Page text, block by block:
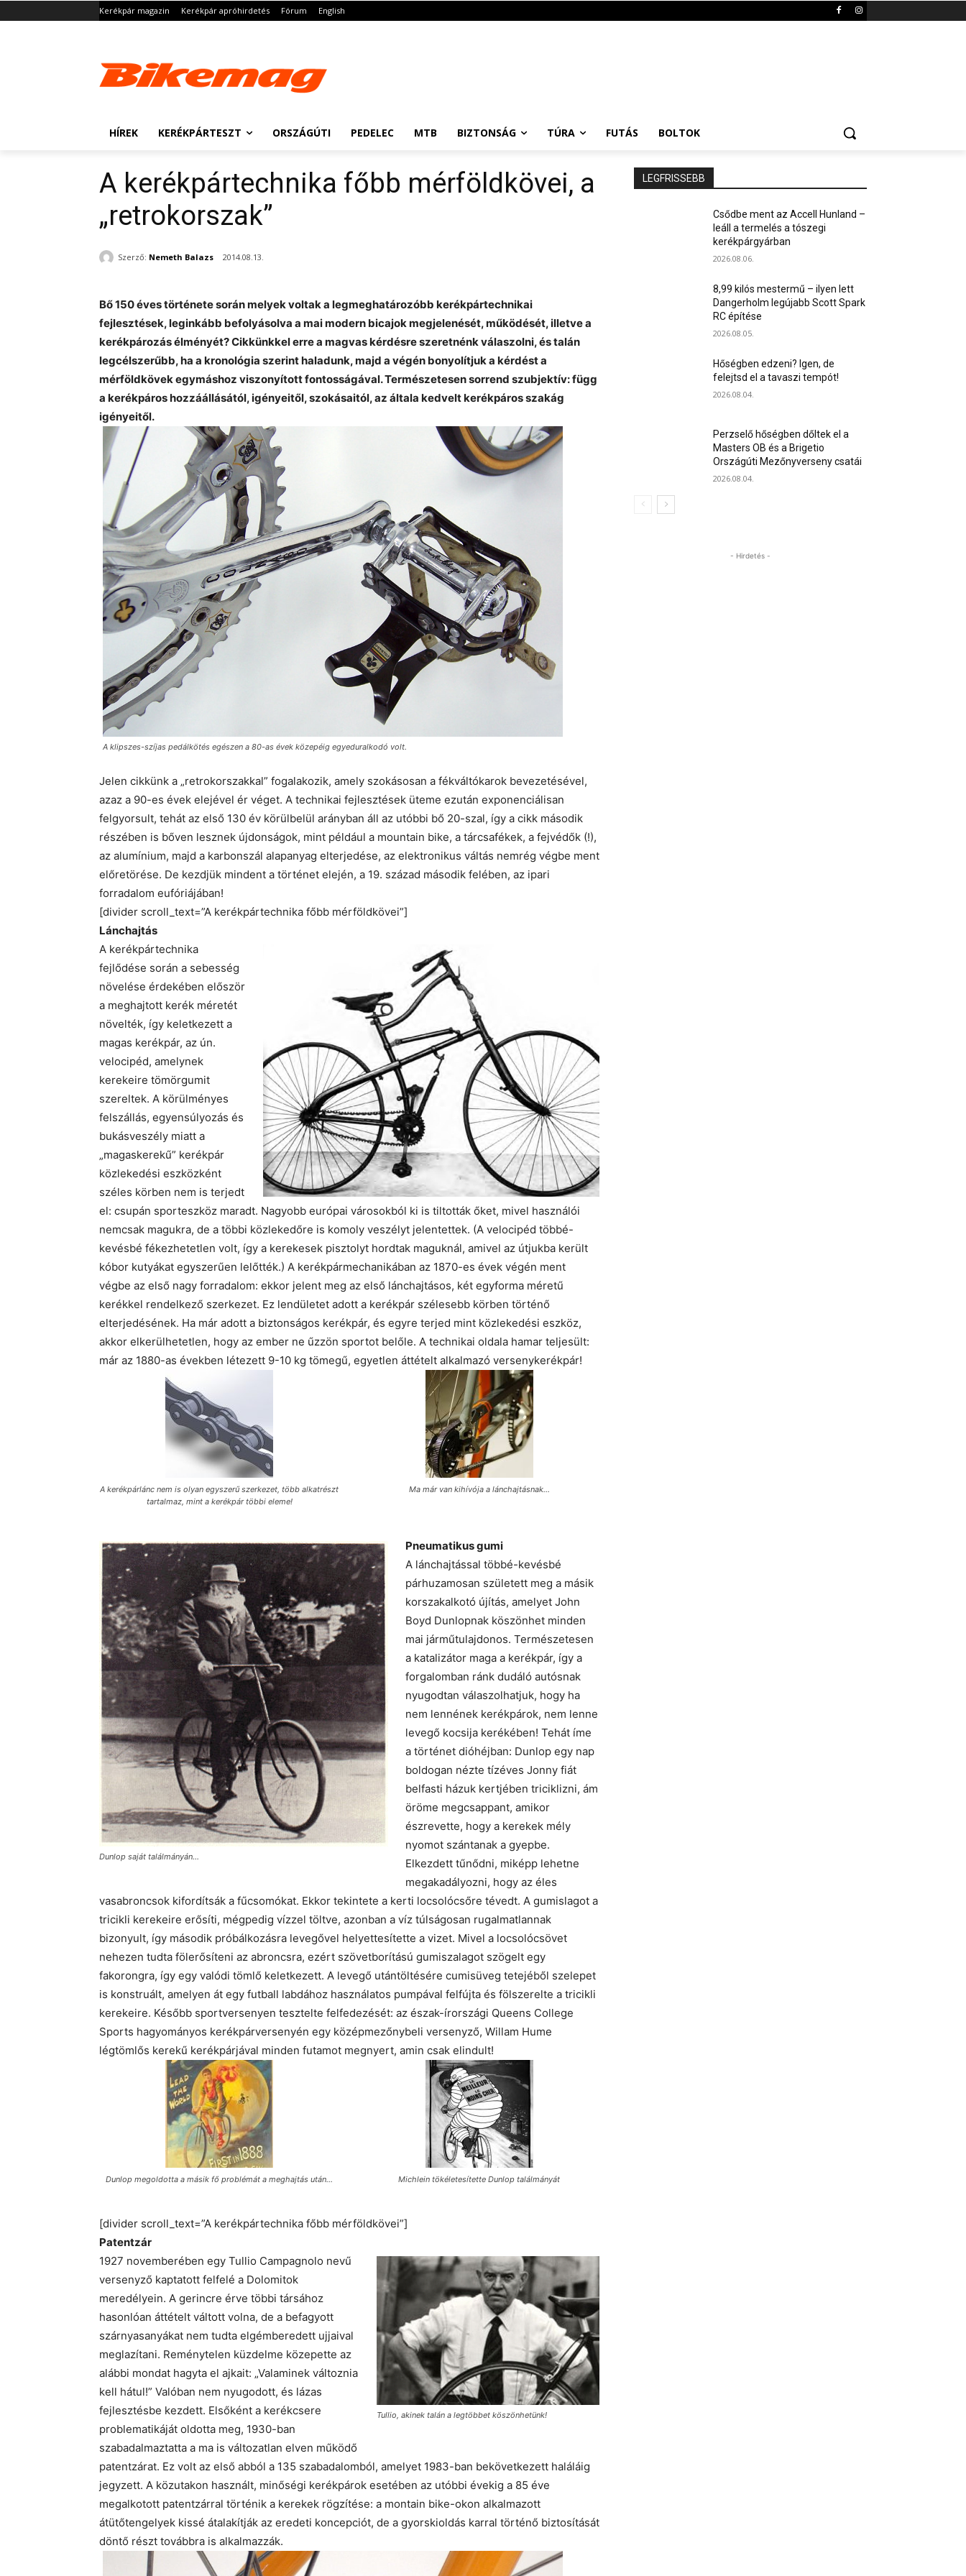
Kerékpár magazin Kerékpár apróhirdetés Fórum English
HÍREK KERÉKPÁRTESZT ORSZÁGÚTI PEDELEC MTB BIZTONSÁG TÚRA FUTÁS BOLTOK
A kerékpártechnika főbb mérföldkövei, a
„retrokorszak”
Szerző: Nemeth Balazs 2014.08.13.
Bő 150 éves története során melyek voltak a legmeghatározóbb kerékpártechnikai
fejlesztések, leginkább befolyásolva a mai modern bicajok megjelenését, működését, illetve a
kerékpározás élményét? Cikkünkkel erre a magvas kérdésre szeretnénk válaszolni, és talán
legcélszerűbb, ha a kronológia szerint haladunk, majd a végén bonyolítjuk a kérdést a
mérföldkövek egymáshoz viszonyított fontosságával. Természetesen sorrend szubjektív: függ
a kerékpáros hozzáállásától, igényeitől, szokásaitól, az általa kedvelt kerékpáros szakág
igényeitől.
A klipszes-szíjas pedálkötés egészen a 80-as évek közepéig egyeduralkodó volt.
Jelen cikkünk a „retrokorszakkal” fogalakozik, amely szokásosan a fékváltókarok bevezetésével,
azaz a 90-es évek elejével ér véget. A technikai fejlesztések üteme ezután exponenciálisan
felgyorsult, tehát az első 130 év körülbelül arányban áll az utóbbi bő 20-szal, így a cikk második
részében is bőven lesznek újdonságok, mint például a mountain bike, a tárcsafékek, a fejvédők (!),
az alumínium, majd a karbonszál alapanyag elterjedése, az elektronikus váltás nemrég végbe ment
előretörése. De kezdjük mindent a történet elején, a 19. század második felében, az ipari
forradalom eufóriájában!
[divider scroll_text=”A kerékpártechnika főbb mérföldkövei”]
Lánchajtás
A kerékpártechnika
fejlődése során a sebesség
növelése érdekében először
a meghajtott kerék méretét
növelték, így keletkezett a
magas kerékpár, az ún.
velocipéd, amelynek
kerekeire tömörgumit
szereltek. A körülményes
felszállás, egyensúlyozás és
bukásveszély miatt a
„magaskerekű” kerékpár
közlekedési eszközként
széles körben nem is terjedt
el: csupán sporteszköz maradt. Nagyobb európai városokból ki is tiltották őket, mivel használói
nemcsak magukra, de a többi közlekedőre is komoly veszélyt jelentettek. (A velocipéd többé-
kevésbé fékezhetetlen volt, így a kerekesek pisztolyt hordtak maguknál, amivel az útjukba került
kóbor kutyákat egyszerűen lelőtték.) A kerékpármechanikában az 1870-es évek végén ment
végbe az első nagy forradalom: ekkor jelent meg az első lánchajtásos, két egyforma méretű
kerékkel rendelkező szerkezet. Ez lendületet adott a kerékpár szélesebb körben történő
elterjedésének. Ha már adott a biztonságos kerékpár, és egyre terjed mint közlekedési eszköz,
akkor elkerülhetetlen, hogy az ember ne űzzön sportot belőle. A technikai oldala hamar teljesült:
már az 1880-as években létezett 9-10 kg tömegű, egyetlen áttételt alkalmazó versenykerékpár!
A kerékpárlánc nem is olyan egyszerű szerkezet, több alkatrészt
tartalmaz, mint a kerékpár többi eleme!
Ma már van kihívója a lánchajtásnak…
Dunlop saját találmányán…
Pneumatikus gumi
A lánchajtással többé-kevésbé
párhuzamosan született meg a másik
korszakalkotó újítás, amelyet John
Boyd Dunlopnak köszönhet minden
mai járműtulajdonos. Természetesen
a katalizátor maga a kerékpár, így a
forgalomban ránk dudáló autósnak
nyugodtan válaszolhatjuk, hogy ha
nem lennének kerékpárok, nem lenne
levegő kocsija kerékében! Tehát íme
a történet dióhéjban: Dunlop egy nap
boldogan nézte tízéves Jonny fiát
belfasti házuk kertjében triciklizni, ám
öröme megcsappant, amikor
észrevette, hogy a kerekek mély
nyomot szántanak a gyepbe.
Elkezdett tűnődni, miképp lehetne
megakadályozni, hogy az éles
vasabroncsok kifordítsák a fűcsomókat. Ekkor tekintete a kerti locsolócsőre tévedt. A gumislagot a
tricikli kerekeire erősíti, mégpedig vízzel töltve, azonban a víz túlságosan rugalmatlannak
bizonyult, így második próbálkozásra levegővel helyettesítette a vizet. Mivel a locsolócsövet
nehezen tudta fölerősíteni az abroncsra, ezért szövetborítású gumiszalagot szögelt egy
fakorongra, így egy valódi tömlő keletkezett. A levegő utántöltésére cumisüveg tetejéből szelepet
is konstruált, amelyen át egy futball labdához használatos pumpával felfújta és fölszerelte a tricikli
kerekeire. Később sportversenyen tesztelte felfedezését: az észak-írországi Queens College
Sports hagyományos kerékpárversenyén egy középmezőnybeli versenyző, Willam Hume
légtömlős kerekű kerékpárjával minden futamot megnyert, amin csak elindult!
Dunlop megoldotta a másik fő problémát a meghajtás után… Michlein tökéletesítette Dunlop találmányát
[divider scroll_text=”A kerékpártechnika főbb mérföldkövei”]
Patentzár
Tullio, akinek talán a legtöbbet köszönhetünk!
1927 novemberében egy Tullio Campagnolo nevű
versenyző kaptatott felfelé a Dolomitok
meredélyein. A gerincre érve többi társához
hasonlóan áttételt váltott volna, de a befagyott
szárnyasanyákat nem tudta elgémberedett ujjaival
meglazítani. Reménytelen küzdelme közepette az
alábbi mondat hagyta el ajkait: „Valaminek változnia
kell hátul!” Valóban nem nyugodott, és lázas
fejlesztésbe kezdett. Elsőként a kerékcsere
problematikáját oldotta meg, 1930-ban
szabadalmaztatta a ma is változatlan elven működő
patentzárat. Ez volt az első abból a 135 szabadalomból, amelyet 1983-ban bekövetkezett haláláig
jegyzett. A közutakon használt, minőségi kerékpárok esetében az utóbbi évekig a 85 éve
megalkotott patentzárral történik a kerekek rögzítése: a montain bike-okon alkalmazott
átütőtengelyek kissé átalakítják az eredeti koncepciót, de a gyorskioldás karral történő biztosítását
döntő részt továbbra is alkalmazzák.
LEGFRISSEBB
Csődbe ment az Accell Hunland –
leáll a termelés a tószegi
kerékpárgyárban
2026.08.06.
8,99 kilós mestermű – ilyen lett
Dangerholm legújabb Scott Spark
RC építése
2026.08.05.
Hőségben edzeni? Igen, de
felejtsd el a tavaszi tempót!
2026.08.04.
Perzselő hőségben dőltek el a
Masters OB és a Brigetio
Országúti Mezőnyverseny csatái
2026.08.04.
- Hirdetés -